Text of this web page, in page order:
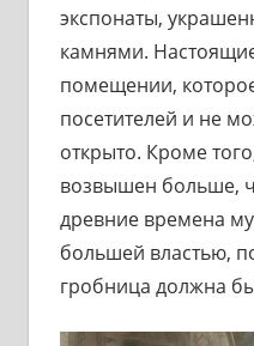
экспонаты,
камнями.
помещении,
посетителей и не
открыто. Кроме
возвышен больше,
древние времена
большей властью,
гробница должна